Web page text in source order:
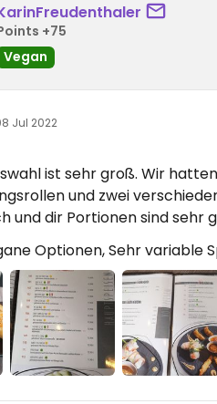
+75
Vegan
Jul 2022
ist sehr groß. Wir
und zwei
und dir Portionen sind sehr
Optionen, Sehr variable